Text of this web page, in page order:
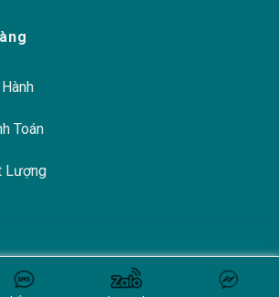
Toán
Lượng
2025 ©Top1mxh.com